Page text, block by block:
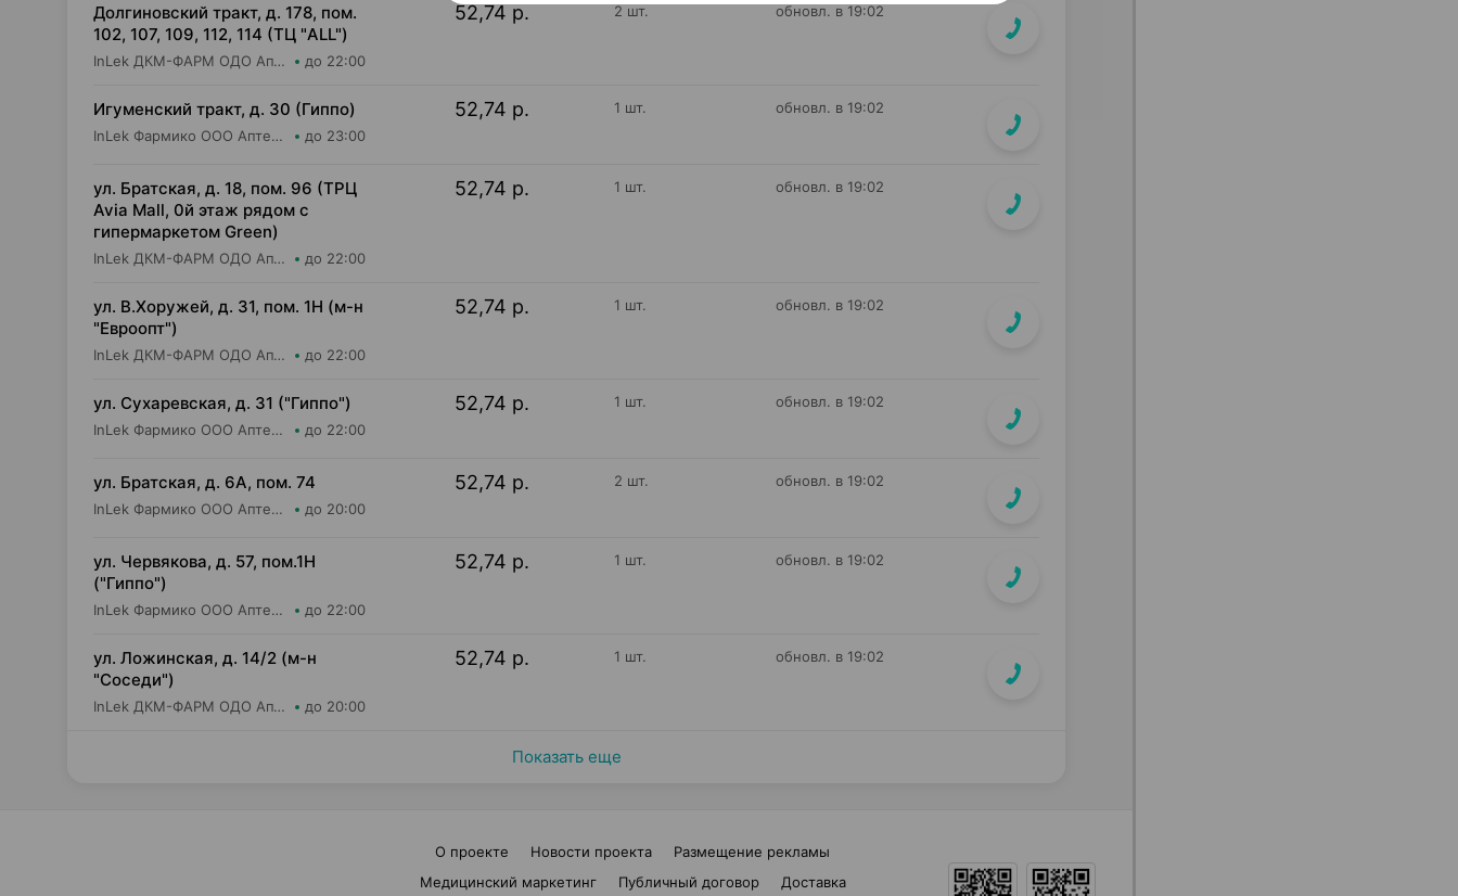
Долгиновский тракт, д. 178, пом.
102, 107, 109, 112, 114 (ТЦ "ALL")
InLek ДКМ-ФАРМ ОДО Аптека №34 до 22:00
52,74 р. 2 шт. обновл. в 19:02
Игуменский тракт, д. 30 (Гиппо)
InLek Фармико ООО Аптека №24 до 23:00
52,74 р. 1 шт. обновл. в 19:02
ул. Братская, д. 18, пом. 96 (ТРЦ
Avia Mall, 0й этаж рядом с
гипермаркетом Green)
InLek ДКМ-ФАРМ ОДО Аптека №47 до 22:00
52,74 р. 1 шт. обновл. в 19:02
ул. В.Хоружей, д. 31, пом. 1Н (м-н
"Евроопт")
InLek ДКМ-ФАРМ ОДО Аптека №1 до 22:00
52,74 р. 1 шт. обновл. в 19:02
ул. Сухаревская, д. 31 ("Гиппо")
InLek Фармико ООО Аптека №30 до 22:00
52,74 р. 1 шт. обновл. в 19:02
ул. Братская, д. 6А, пом. 74
InLek Фармико ООО Аптека №34 до 20:00
52,74 р. 2 шт. обновл. в 19:02
ул. Червякова, д. 57, пом.1Н
("Гиппо")
InLek Фармико ООО Аптека №32 до 22:00
52,74 р. 1 шт. обновл. в 19:02
ул. Ложинская, д. 14/2 (м-н
"Соседи")
InLek ДКМ-ФАРМ ОДО Аптека №40 до 20:00
52,74 р. 1 шт. обновл. в 19:02
Показать еще
О проекте Новости проекта
Размещение рекламы
Медицинский маркетинг
Публичный договор Доставка